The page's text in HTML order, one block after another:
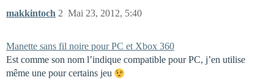
makkintoch Mai 23, 2012, 5:40
2
Manette sans fil noire pour PC et Xbox 360
Est comme son nom l’indique compatible pour PC, j’en utilise
même une pour certains jeu